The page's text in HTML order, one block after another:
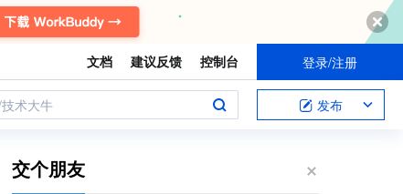
文档 建议反馈 控制台 登录/注册
术大牛 发布
交个朋友